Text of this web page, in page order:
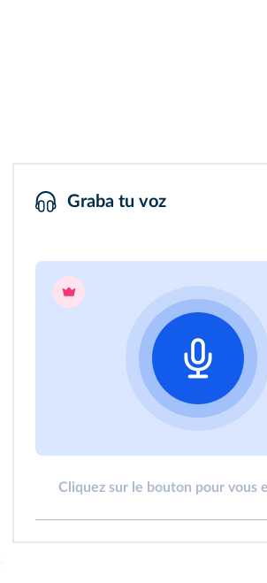
Graba tu voz
Cliquez sur le bouton pour vous